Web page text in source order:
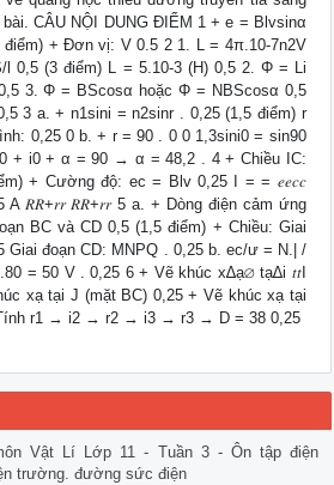
CÂU NỘI DUNG ĐIỂM 1 + e = Blvsinα
điểm) + Đơn vị: V 0.5 2 1. L = 4π.10-7n2V
l 0,5 (3 điểm) L = 5.10-3 (H) 0,5 2. Φ = Li
3. Φ = BScosα hoặc Φ = NBScosα 0,5
3 a. + n1sini = n2sinr . 0,25 (1,5 điểm) r
0,25 0 b. + r = 90 . 0 0 1,3sini0 = sin90
+ i0 + α = 90 → α = 48,2 . 4 + Chiều IC:
+ Cường độ: ec = Blv 0,25 I = = 𝑒𝑒𝑐𝑐
𝑅𝑅+𝑟𝑟 𝑅𝑅+𝑟𝑟 5 a. + Dòng điện cảm ứng
BC và CD 0,5 (1,5 điểm) + Chiều: Giai
Giai đoạn CD: MNPQ . 0,25 b. ec/ư = N.| /
= 50 V . 0,25 6 + Vẽ khúc x∆ạ∅ tạ∆i 𝑡𝑡I
xạ tại J (mặt BC) 0,25 + Vẽ khúc xạ tại
Tính r1 → i2 → r2 → i3 → r3 → D = 38 0,25
Vật Lí Lớp 11 - Tuần 3 - Ôn tập điện
trường. đường sức điện